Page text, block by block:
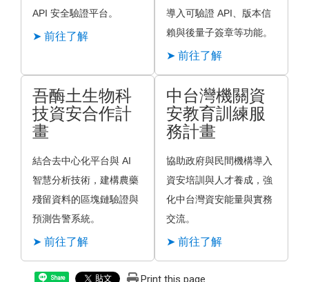
API 安全驗證平台。
➤ 前往了解
導入可驗證 API、版本信
賴與後量子簽章等功能。
➤ 前往了解
吾酶土生物科
技資安合作計
畫
結合去中心化平台與 AI
智慧分析技術，建構農藥
殘留資料的區塊鏈驗證與
預測告警系統。
➤ 前往了解
中台灣機關資
安教育訓練服
務計畫
協助政府與民間機構導入
資安培訓與人才養成，強
化中台灣資安能量與實務
交流。
➤ 前往了解
Share Print this page